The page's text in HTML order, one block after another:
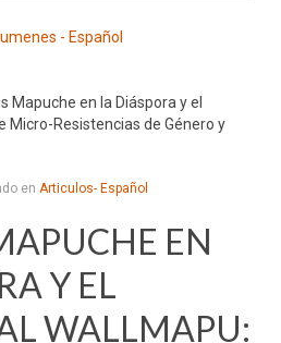
- Español
en la Diáspora y el
Micro-Resistencias de Género y
en Articulos- Español
EN
Y EL
WALLMAPU: